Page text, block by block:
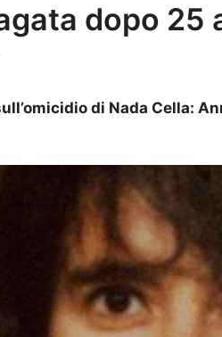
dopo 25
di Nada Cella: